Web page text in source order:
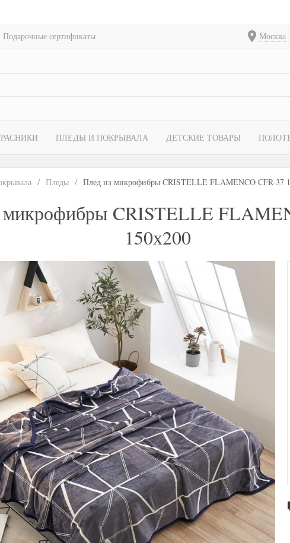
Подарочные сертификаты Москва
ПЛЕДЫ И ПОКРЫВАЛА ДЕТСКИЕ ТОВАРЫ
Пледы Плед из микрофибры CRISTELLE FLAMENCO CFR-37
CRISTELLE
150х200